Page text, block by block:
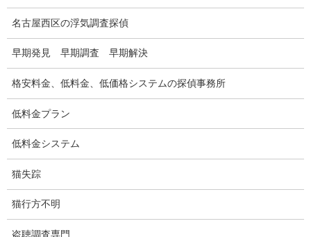
嫌がらせ行為
ドメスティックバイオレンス
名古屋西区の浮気調査探偵
早期発見 早期調査 早期解決
格安料金、低料金、低価格システムの探偵事務所
低料金プラン
低料金システム
猫失踪
猫行方不明
盗聴調査専門